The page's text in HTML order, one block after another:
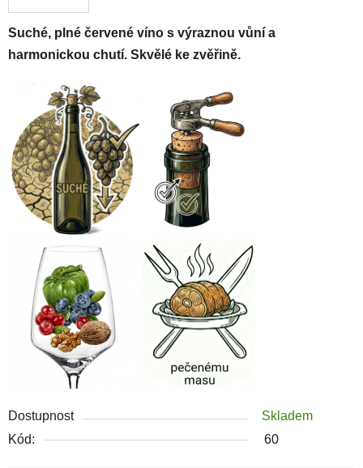
Suché, plné červené víno s výraznou vůní a
harmonickou chutí. Skvělé ke zvěřině.
Dostupnost
Skladem
Kód:
60